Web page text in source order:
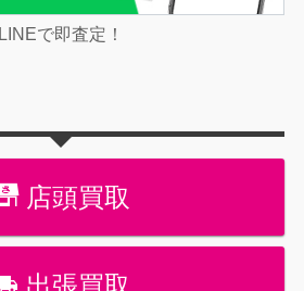
LINEで即査定！
店頭買取
出張買取